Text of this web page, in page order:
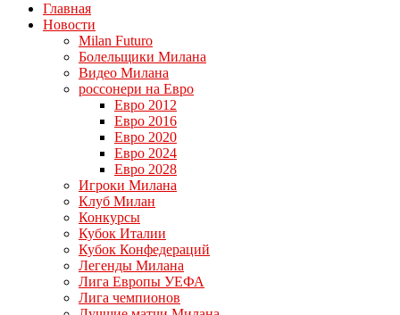
Главная
Новости
Milan Futuro
Болельщики Милана
Видео Милана
россонери на Евро
Евро 2012
Евро 2016
Евро 2020
Евро 2024
Евро 2028
Игроки Милана
Клуб Милан
Конкурсы
Кубок Италии
Кубок Конфедераций
Легенды Милана
Лига Европы УЕФА
Лига чемпионов